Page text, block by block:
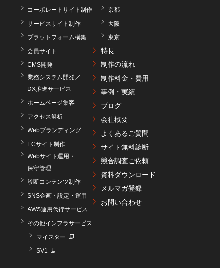
コーポレートサイト制作
サービスサイト制作
プラットフォーム構築
会員サイト
CMS開発
業務システム開発／
DX推進サービス
ホームページ集客
アクセス解析
Webブランディング
ECサイト制作
Webサイト運用・
保守管理
診断コンテンツ制作
SNS企画・設定・運用
AWS運用代行サービス
その他インフラサービス
マイスター
SV1
京都
大阪
東京
特長
制作の流れ
制作料金・費用
事例・実績
ブログ
会社概要
よくあるご質問
サイト無料診断
競合調査ご依頼
資料ダウンロード
メルマガ登録
お問い合わせ